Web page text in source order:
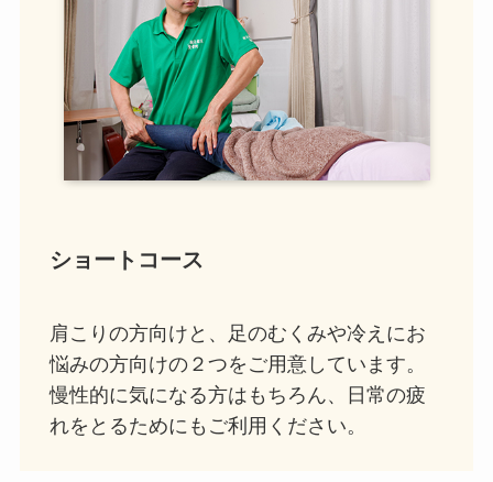
ショートコース
肩こりの方向けと、足のむくみや冷えにお
悩みの方向けの２つをご用意しています。
慢性的に気になる方はもちろん、日常の疲
れをとるためにもご利用ください。